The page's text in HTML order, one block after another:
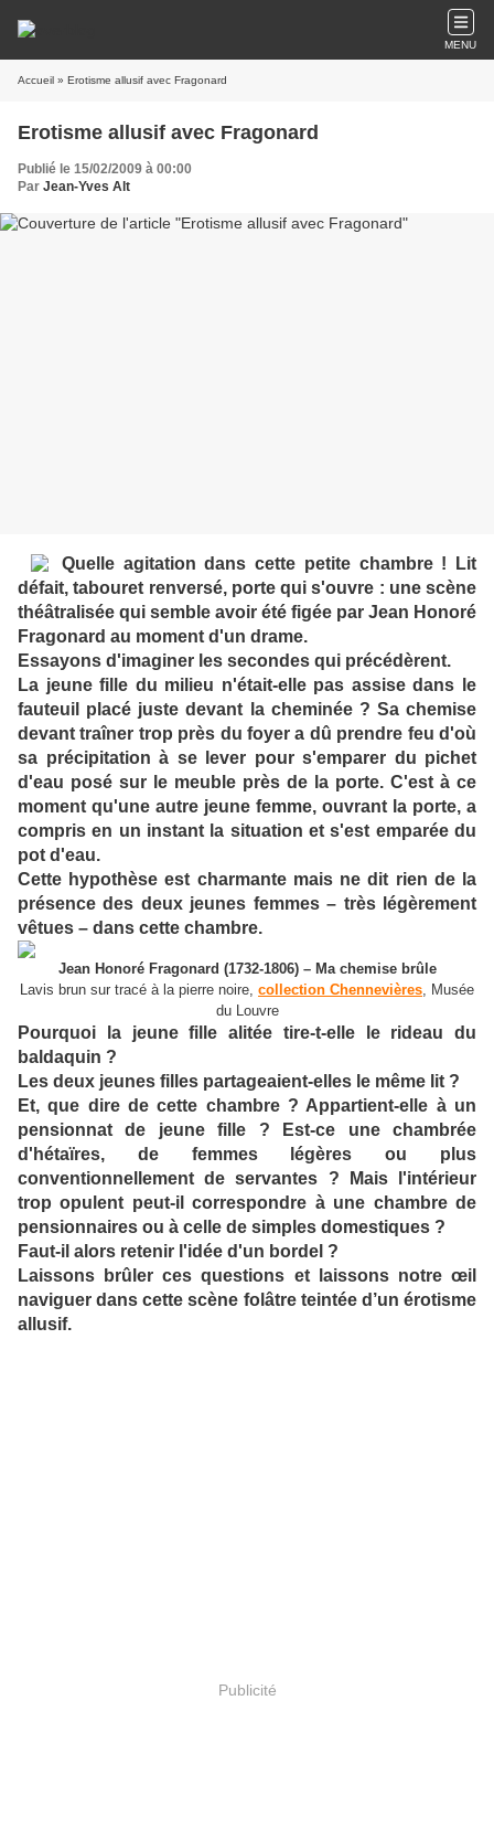
MENU
Accueil » Erotisme allusif avec Fragonard
Erotisme allusif avec Fragonard
Publié le 15/02/2009 à 00:00
Par Jean-Yves Alt
Quelle agitation dans cette petite chambre ! Lit
défait, tabouret renversé, porte qui s'ouvre : une scène
théâtralisée qui semble avoir été figée par Jean Honoré
Fragonard au moment d'un drame.
Essayons d'imaginer les secondes qui précédèrent.
La jeune fille du milieu n'était-elle pas assise dans le
fauteuil placé juste devant la cheminée ? Sa chemise
devant traîner trop près du foyer a dû prendre feu d'où
sa précipitation à se lever pour s'emparer du pichet
d'eau posé sur le meuble près de la porte. C'est à ce
moment qu'une autre jeune femme, ouvrant la porte, a
compris en un instant la situation et s'est emparée du
pot d'eau.
Cette hypothèse est charmante mais ne dit rien de la
présence des deux jeunes femmes – très légèrement
vêtues – dans cette chambre.
Jean Honoré Fragonard (1732-1806) – Ma chemise brûle
Lavis brun sur tracé à la pierre noire, collection Chennevières, Musée
du Louvre
Pourquoi la jeune fille alitée tire-t-elle le rideau du
baldaquin ?
Les deux jeunes filles partageaient-elles le même lit ?
Et, que dire de cette chambre ? Appartient-elle à un
pensionnat de jeune fille ? Est-ce une chambrée
d'hétaïres, de femmes légères ou plus
conventionnellement de servantes ? Mais l'intérieur
trop opulent peut-il correspondre à une chambre de
pensionnaires ou à celle de simples domestiques ?
Faut-il alors retenir l'idée d'un bordel ?
Laissons brûler ces questions et laissons notre œil
naviguer dans cette scène folâtre teintée d’un érotisme
allusif.
Publicité